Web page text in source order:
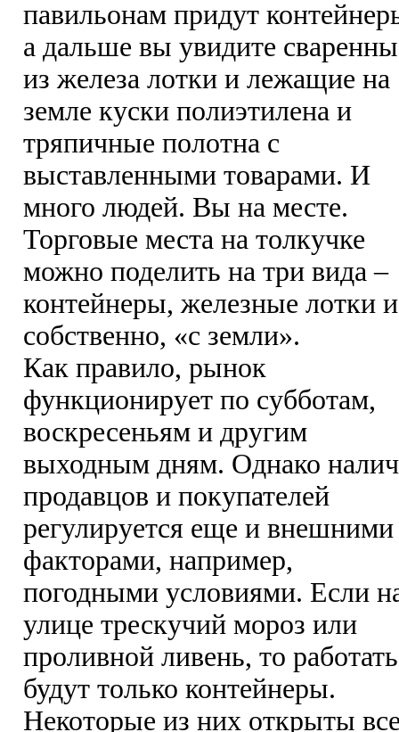
павильонам придут
а дальше вы увидите
из железа лотки и лежащие на
земле куски полиэтилена и
тряпичные полотна с
выставленными товарами. И
много людей. Вы на месте.
Торговые места на толкучке
можно поделить на три вида –
контейнеры, железные лотки
собственно, «с земли».
Как правило, рынок
функционирует по субботам,
воскресеньям и другим
выходным дням. Однако
продавцов и покупателей
регулируется еще и внешними
факторами, например,
погодными условиями. Если
улице трескучий мороз или
проливной ливень, то работать
будут только контейнеры.
Некоторые из них открыты